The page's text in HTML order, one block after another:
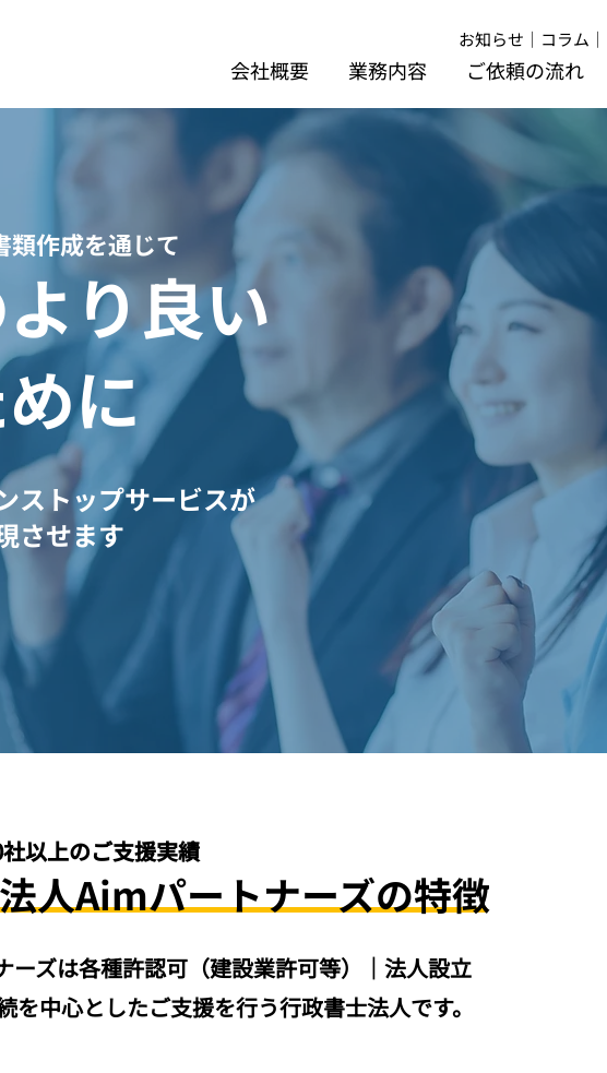
お知らせ ｜ コラム ｜
会社概要 業務内容 ご依頼の流れ
類作成を通じて
り良い
に
ストップサービスが
させます
以上のご支援実績
ーズは各種許認可（建設業許可等）｜法人設立
を中心としたご支援を行う行政書士法人です。
人Aimパートナーズの特徴